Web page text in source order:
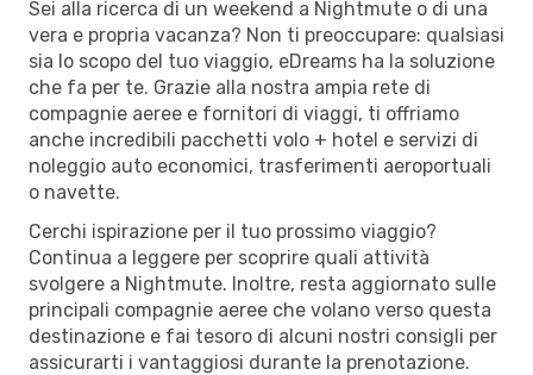
Sei alla ricerca di un weekend a Nightmute o di una
vera e propria vacanza? Non ti preoccupare: qualsiasi
sia lo scopo del tuo viaggio, eDreams ha la soluzione
che fa per te. Grazie alla nostra ampia rete di
compagnie aeree e fornitori di viaggi, ti offriamo
anche incredibili pacchetti volo + hotel e servizi di
noleggio auto economici, trasferimenti aeroportuali
o navette.
Cerchi ispirazione per il tuo prossimo viaggio?
Continua a leggere per scoprire quali attività
svolgere a Nightmute. Inoltre, resta aggiornato sulle
principali compagnie aeree che volano verso questa
destinazione e fai tesoro di alcuni nostri consigli per
assicurarti i vantaggiosi durante la prenotazione.